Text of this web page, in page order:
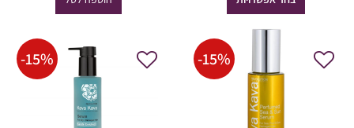
₪150.00.
₪130.00.
-15%
-15%